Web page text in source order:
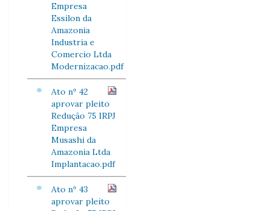
Empresa
Essilon da
Amazonia
Industria e
Comercio Ltda
Modernizacao.pdf
Ato nº 42
aprovar pleito
Redução 75 IRPJ
Empresa
Musashi da
Amazonia Ltda
Implantacao.pdf
Ato nº 43
aprovar pleito